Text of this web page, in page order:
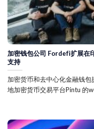
加密钱包公司 Fordefi扩展在
支持
加密货币和去中心化金融钱
地加密货币交易平台Pintu 的